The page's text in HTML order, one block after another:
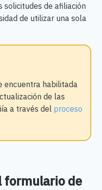
solicitudes de afiliación
de utilizar una sola
encuentra habilitada
de las
a través del proceso
formulario de